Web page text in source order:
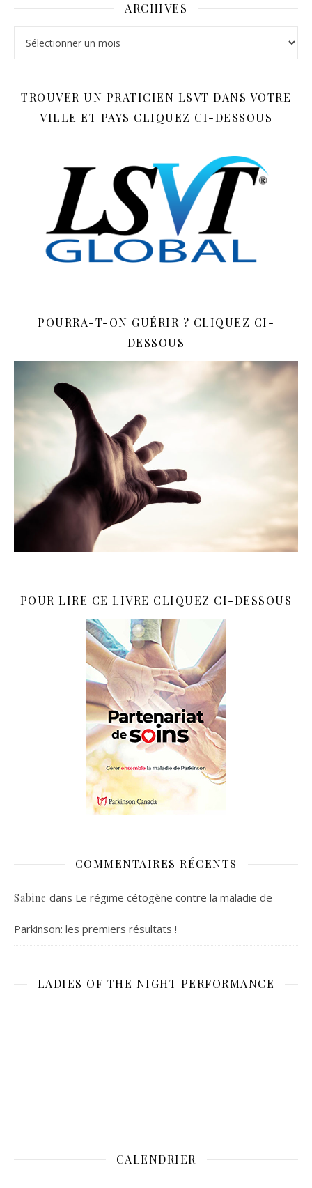
ARCHIVES
TROUVER UN PRATICIEN LSVT DANS VOTRE
VILLE ET PAYS CLIQUEZ CI-DESSOUS
POURRA-T-ON GUÉRIR ? CLIQUEZ CI-
DESSOUS
POUR LIRE CE LIVRE CLIQUEZ CI-DESSOUS
COMMENTAIRES RÉCENTS
Sabine dans Le régime cétogène contre la maladie de
Parkinson: les premiers résultats !
LADIES OF THE NIGHT PERFORMANCE
CALENDRIER